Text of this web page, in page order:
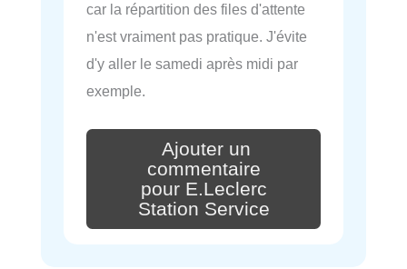
car la répartition des files d'attente
n'est vraiment pas pratique. J'évite
d'y aller le samedi après midi par
exemple.
Ajouter un
commentaire
pour E.Leclerc
Station Service